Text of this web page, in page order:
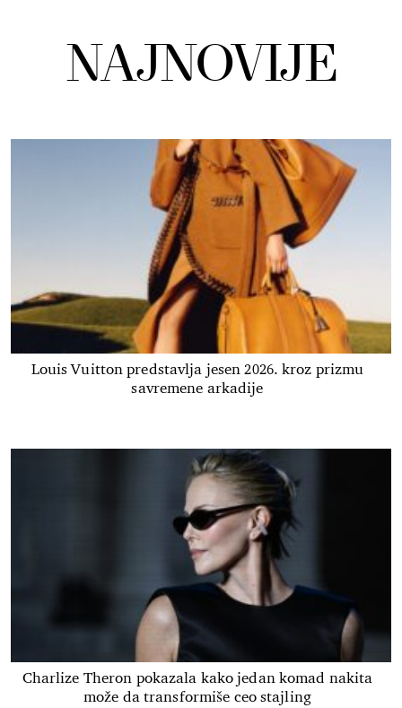
NAJNOVIJE
Louis Vuitton predstavlja jesen 2026. kroz prizmu
savremene arkadije
Charlize Theron pokazala kako jedan komad nakita
može da transformiše ceo stajling